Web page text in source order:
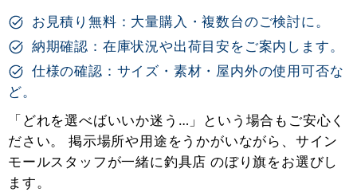
お見積り無料：大量購入・複数台のご検討に。
納期確認：在庫状況や出荷目安をご案内します。
仕様の確認：サイズ・素材・屋内外の使用可否な
ど。
「どれを選べばいいか迷う…」という場合もご安心く
ださい。 掲示場所や用途をうかがいながら、サイン
モールスタッフが一緒に釣具店 のぼり旗をお選びし
ます。